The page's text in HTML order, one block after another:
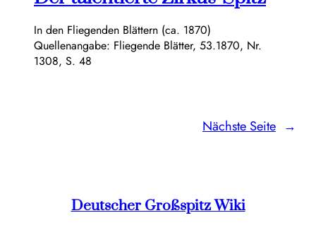
In den Fliegenden Blättern (ca. 1870)
Quellenangabe: Fliegende Blätter, 53.1870, Nr.
1308, S. 48
Nächste Seite →
Deutscher Großspitz Wiki